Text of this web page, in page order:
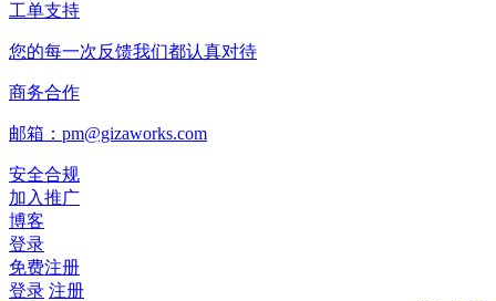
工单支持
您的每一次反馈我们都认真对待
商务合作
邮箱：pm@gizaworks.com
安全合规
加入推广
博客
登录
免费注册
登录 注册